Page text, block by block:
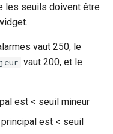
les seuils doivent être
vaut 250, le
vaut 200, et le
est < seuil mineur
est < seuil